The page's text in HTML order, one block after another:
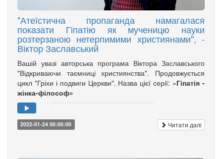
"Атеїстична пропаганда намагалася
показати Гіпатію як мученицю науки
розтерзаною нетерпимими християнами", -
Віктор Заславський
Вашій увазі авторська програма Віктора Заславського
"Відкриваючи таємниці християнства". Продовжується
цикл "Гріхи і подвиги Церкви". Назва цієї серії: «Гіпатія -
жінка-філософ»
2022-01-24 00:00:00 Читати далі